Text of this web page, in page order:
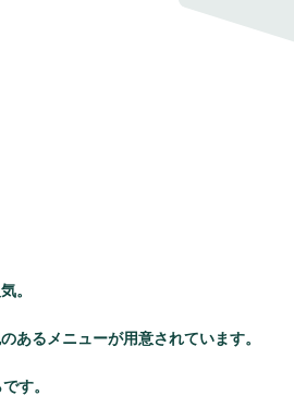
。
あるメニューが用意されています。
す。